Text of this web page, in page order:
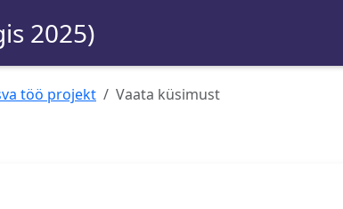
2025)
töö projekt Vaata küsimust